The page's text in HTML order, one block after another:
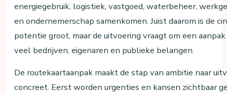
energiegebruik, logistiek, vastgoed, waterbeheer,
en ondernemerschap samenkomen. Juist daarom is de
potentie groot, maar de uitvoering vraagt om een
veel bedrijven, eigenaren en publieke belangen.
De routekaartaanpak maakt de stap van ambitie naar
concreet. Eerst worden urgenties en kansen zichtbaar